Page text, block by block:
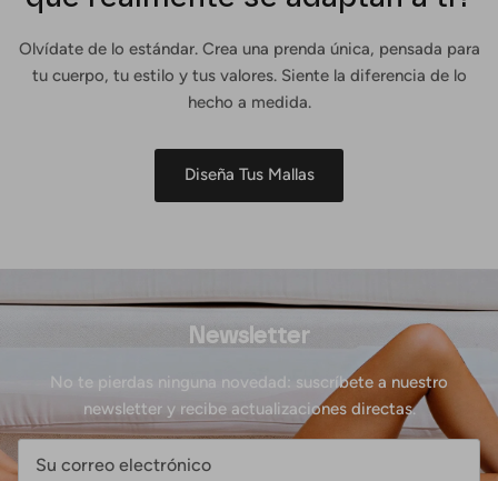
Olvídate de lo estándar. Crea una prenda única, pensada para
tu cuerpo, tu estilo y tus valores. Siente la diferencia de lo
hecho a medida.
Diseña Tus Mallas
Newsletter
No te pierdas ninguna novedad: suscríbete a nuestro
newsletter y recibe actualizaciones directas.